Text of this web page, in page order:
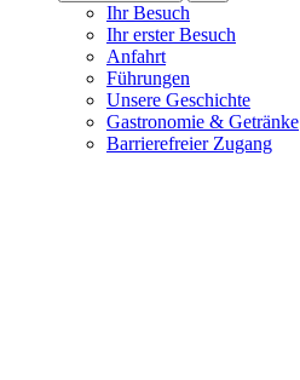
Ihr Besuch
Ihr erster Besuch
Anfahrt
Führungen
Unsere Geschichte
Gastronomie & Getränke
Barrierefreier Zugang